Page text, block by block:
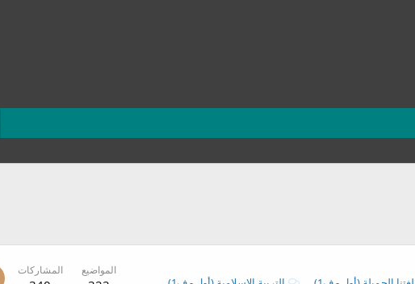
المواضيع المشاركات